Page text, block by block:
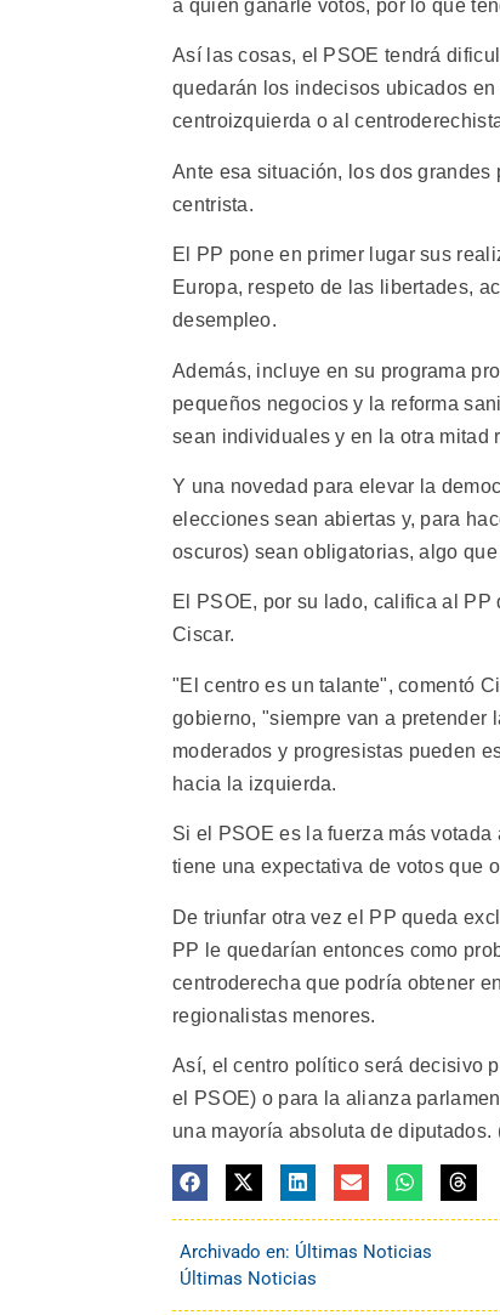
a quien ganarle votos, por lo que
Así las cosas, el PSOE tendrá
quedarán los indecisos ubicados
centroizquierda o al
Ante esa situación, los dos
centrista.
El PP pone en primer lugar sus
Europa, respeto de las libertades,
desempleo.
Además, incluye en su programa
pequeños negocios y la reforma
sean individuales y en la otra mitad
Y una novedad para elevar la
elecciones sean abiertas y, para
oscuros) sean obligatorias, algo
El PSOE, por su lado, califica al
Ciscar.
"El centro es un talante", comentó
gobierno, "siempre van a pretender
moderados y progresistas pueden
hacia la izquierda.
Si el PSOE es la fuerza más
tiene una expectativa de votos que
De triunfar otra vez el PP queda
PP le quedarían entonces como
centroderecha que podría obtener
regionalistas menores.
Así, el centro político será decisivo
el PSOE) o para la alianza
una mayoría absoluta de diputados.
Archivado en: Últimas Noticias
Últimas Noticias